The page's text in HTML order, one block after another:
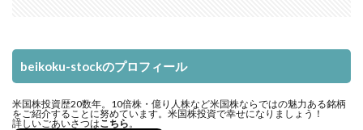
beikoku-stockのプロフィール
米国株投資歴20数年。10倍株・億り人株など米国株ならではの魅力ある銘柄
をご紹介することに努めています。米国株投資で幸せになりましょう！
詳しいごあいさつはこちら 。